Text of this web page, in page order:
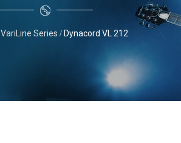
VariLine Series Dynacord VL 212